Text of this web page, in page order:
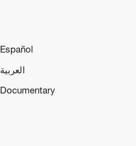
Español
العربية
Documentary